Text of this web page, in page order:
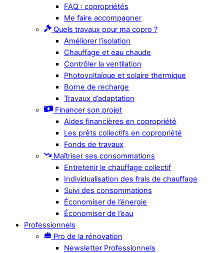
FAQ : copropriétés
Me faire accompagner
Quels travaux pour ma copro ?
Améliorer l’isolation
Chauffage et eau chaude
Contrôler la ventilation
Photovoltaïque et solaire thermique
Borne de recharge
Travaux d’adaptation
Financer son projet
Aides financières en copropriété
Les prêts collectifs en copropriété
Fonds de travaux
Maîtriser ses consommations
Entretenir le chauffage collectif
Individualisation des frais de chauffage
Suivi des consommations
Économiser de l’énergie
Économiser de l’eau
Professionnels
Pro de la rénovation
Newsletter Professionnels